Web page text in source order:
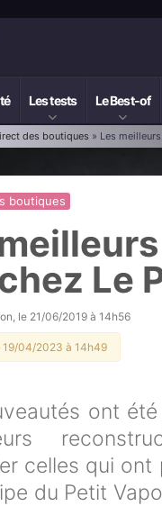
Les tests Le Best-of
des boutiques » Les
boutiques
Le
, le 21/06/2019 à 14h56
19/04/2023 à 14h49
ont
celles qui ont
du Petit